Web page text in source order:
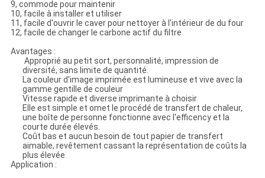
9, commode pour maintenir
10, facile à installer et utiliser
11, facile d'ouvrir le caver pour nettoyer à l'intérieur de du four
12, facile de changer le carbone actif du filtre
Avantages :
Approprié au petit sort, personnalité, impression de
diversité, sans limite de quantité.
La couleur d'image imprimée est lumineuse et vive avec la
gamme gentille de couleur
Vitesse rapide et diverse imprimante à choisir
Elle est simple et omet le procédé de transfert de chaleur,
une boîte de personne fonctionne avec l'efficency et la
courte durée élevés.
Coût bas et aucun besoin de tout papier de transfert
aimable, revêtement cassant la représentation de coûts la
plus élevée
Application :